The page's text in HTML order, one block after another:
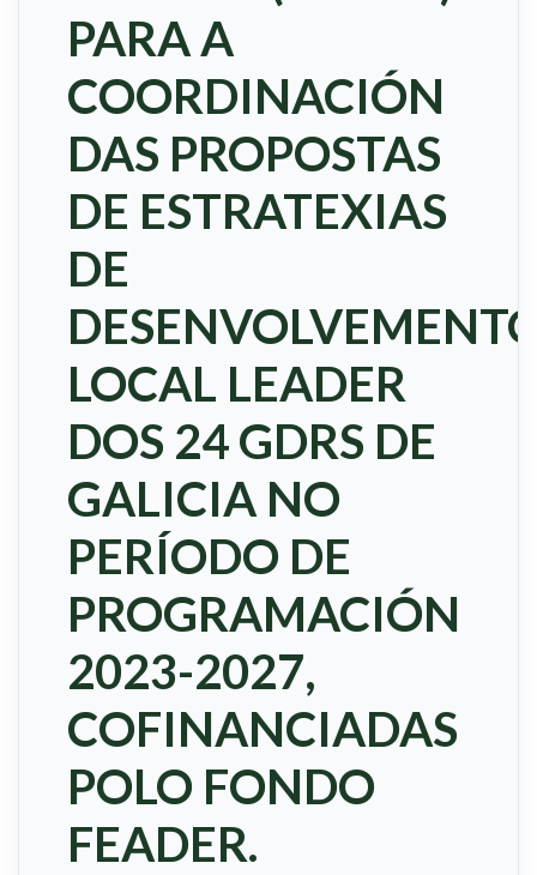
PARA A
COORDINACIÓN
DAS PROPOSTAS
DE ESTRATEXIAS
DE
LOCAL LEADER
DOS 24 GDRS DE
GALICIA NO
PERÍODO DE
PROGRAMACIÓN
2023-2027,
COFINANCIADAS
POLO FONDO
FEADER.